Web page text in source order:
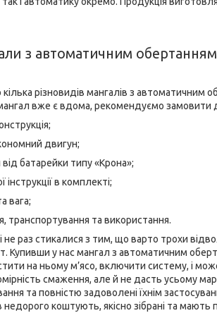
з автоматичним
різновидів мангалів з
вже є вдома, рекомендуємо замовити
двигун;
батарейки типу «Крона»;
в комплекті;
вага;
транспортування та використання.
не раз стикалися з тим, що варто трохи
Купивши у нас мангал з автоматичним
на ньому м’ясо, включити систему, і
смаження, але й не дасть усьому
та повністю задоволені їхнім
недорого коштують, якісно зібрані та мають